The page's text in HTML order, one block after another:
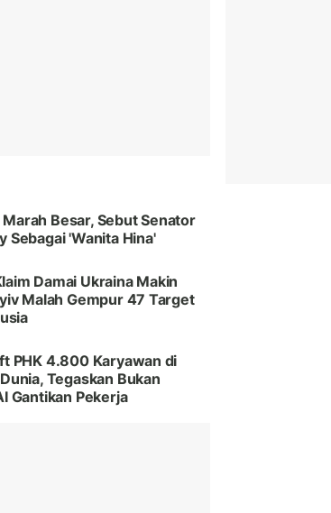
Besar, Sebut Senator
Sebagai 'Wanita Hina'
Damai Ukraina Makin
Malah Gempur 47 Target
PHK 4.800 Karyawan di
Tegaskan Bukan
Gantikan Pekerja